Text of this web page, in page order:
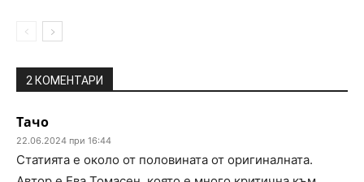
2 КОМЕНТАРИ
Тачо
22.06.2024 при 16:44
Статията е около от половината от оригиналната.